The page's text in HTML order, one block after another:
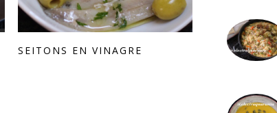
SEITONS EN VINAGRE